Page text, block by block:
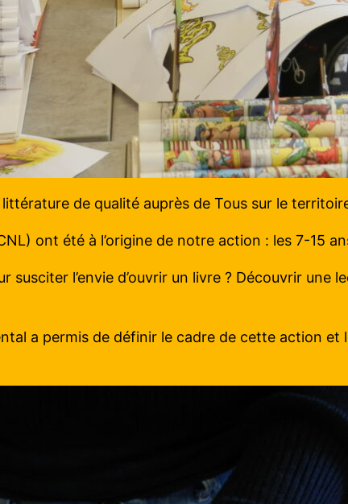
de qualité auprès de Tous sur le
ont été à l’origine de notre action : les 7-15
l’envie d’ouvrir un livre ? Découvrir une
a permis de définir le cadre de cette action et